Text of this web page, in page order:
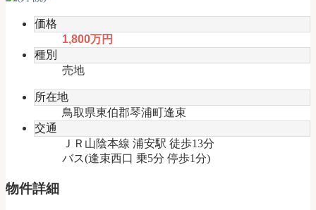
式】
価格
1,800万円
種別
売地
所在地
鳥取県東伯郡琴浦町逢束
交通
ＪＲ山陰本線 浦安駅 徒歩13分
バス(逢束西口 乗5分 停歩1分)
物件詳細